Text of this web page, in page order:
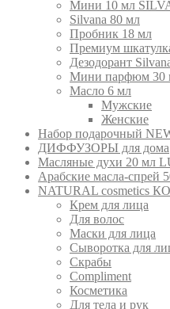
Мини 10 мл
Silvana 80 мл
Пробник 18 мл
Премиум
Дезодорант
Мини парфюм 30
Масло 6 мл
Мужские
Женские
Набор подарочный
ДИФФУЗОРЫ для дома
Масляные духи 20 мл
Арабские масла-спрей
NATURAL cosmetics
Крем для лица
Для волос
Маски для лица
Сыворотка для
Скрабы
Compliment
Косметика
Для тела и рук